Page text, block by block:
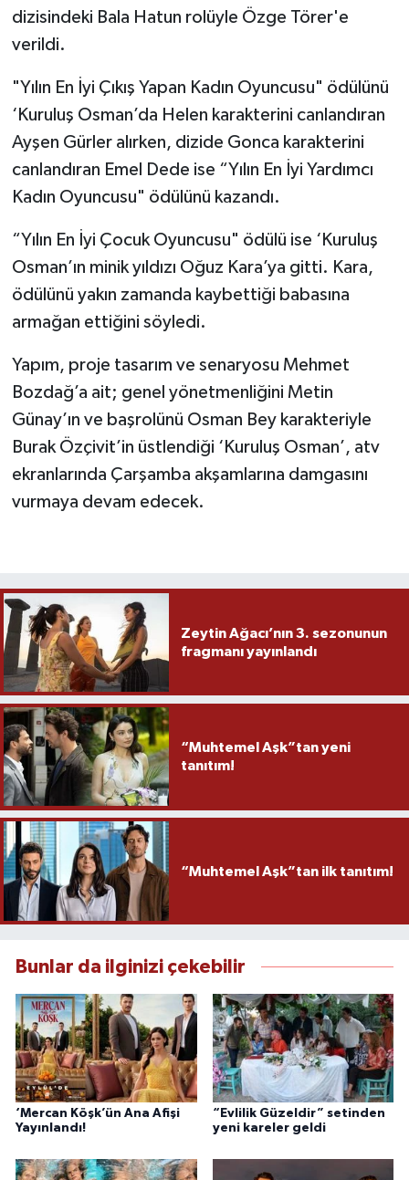
dizisindeki Bala Hatun rolüyle Özge Törer'e
verildi.
"Yılın En İyi Çıkış Yapan Kadın Oyuncusu" ödülünü
‘Kuruluş Osman’da Helen karakterini canlandıran
Ayşen Gürler alırken, dizide Gonca karakterini
canlandıran Emel Dede ise “Yılın En İyi Yardımcı
Kadın Oyuncusu" ödülünü kazandı.
“Yılın En İyi Çocuk Oyuncusu" ödülü ise ‘Kuruluş
Osman’ın minik yıldızı Oğuz Kara’ya gitti. Kara,
ödülünü yakın zamanda kaybettiği babasına
armağan ettiğini söyledi.
Yapım, proje tasarım ve senaryosu Mehmet
Bozdağ’a ait; genel yönetmenliğini Metin
Günay’ın ve başrolünü Osman Bey karakteriyle
Burak Özçivit’in üstlendiği ‘Kuruluş Osman’, atv
ekranlarında Çarşamba akşamlarına damgasını
vurmaya devam edecek.
Zeytin Ağacı’nın 3. sezonunun
fragmanı yayınlandı
“Muhtemel Aşk”tan yeni
tanıtım!
“Muhtemel Aşk”tan ilk tanıtım!
Bunlar da ilginizi çekebilir
‘Mercan Köşk’ün Ana Afişi
Yayınlandı!
“Evlilik Güzeldir” setinden
yeni kareler geldi